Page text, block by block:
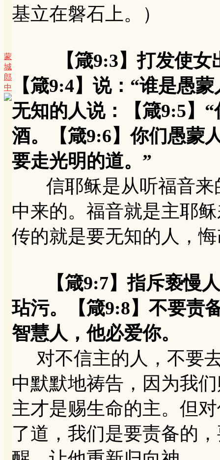
蒙
城
郎
中
基立在磐石上。）
【箴9:3】打发使
【箴9:4】说：“谁是愚
无知的人说：【箴9:5】
酒。【箴9:6】你们愚蒙
要走光明的道。”
信耶稣是从听福音来
中来的。福音就是主耶
传的就是要无知的人，
【箴9:7】指斥亵慢
玷污。【箴9:8】不要责
智慧人，他必爱你。
对不信主的人，不要
中默默地祷告，因为我
主才是赐生命的主。但
了道，我们是要责备的